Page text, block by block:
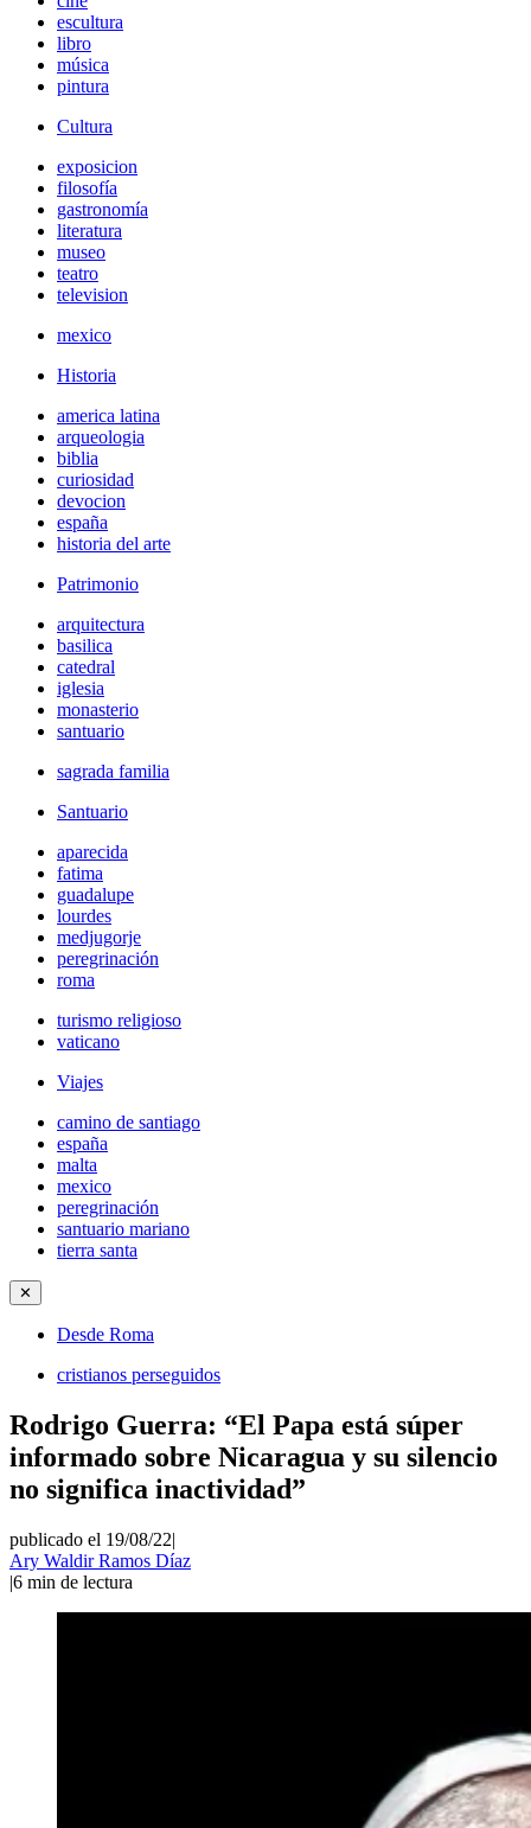
escultura
libro
música
pintura
Cultura
exposicion
filosofía
gastronomía
literatura
museo
teatro
television
mexico
Historia
america latina
arqueologia
biblia
curiosidad
devocion
españa
historia del arte
Patrimonio
arquitectura
basilica
catedral
iglesia
monasterio
santuario
sagrada familia
Santuario
aparecida
fatima
guadalupe
lourdes
medjugorje
peregrinación
roma
turismo religioso
vaticano
Viajes
camino de santiago
españa
malta
mexico
peregrinación
santuario mariano
tierra santa
✕
Desde Roma
cristianos perseguidos
Rodrigo Guerra: “El Papa está súper
informado sobre Nicaragua y su silencio
no significa inactividad”
publicado el 19/08/22|
Ary Waldir Ramos Díaz
|6 min de lectura